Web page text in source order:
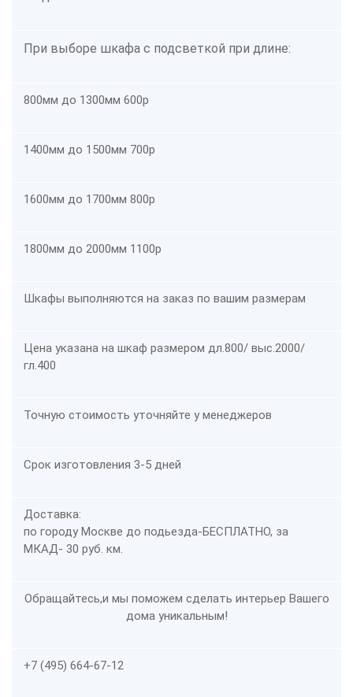
При выборе шкафа с подсветкой при длине:
800мм до 1300мм 600р
1400мм до 1500мм 700р
1600мм до 1700мм 800р
1800мм до 2000мм 1100р
Шкафы выполняются на заказ по вашим размерам
Цена указана на шкаф размером дл.800/ выс.2000/
гл.400
Точную стоимость уточняйте у менеджеров
Срок изготовления 3-5 дней
Доставка:
по городу Москве до подьезда-БЕСПЛАТНО, за
МКАД- 30 руб. км.
Обращайтесь,и мы поможем сделать интерьер Вашего
дома уникальным!
+7 (495) 664-67-12